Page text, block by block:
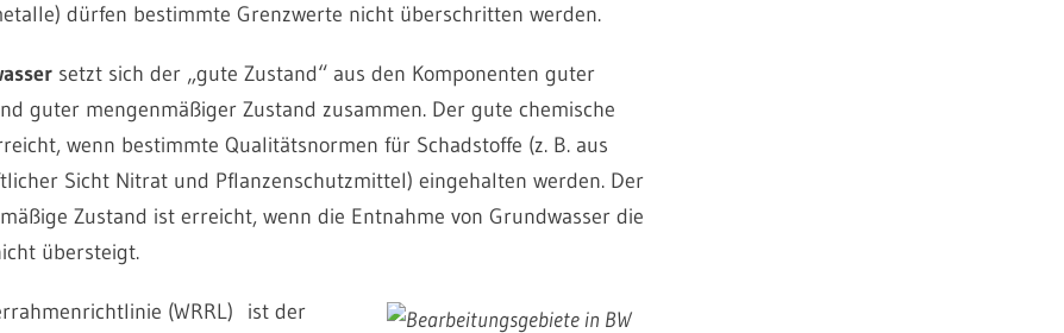
dürfen bestimmte Grenzwerte nicht überschritten werden.
setzt sich der „gute Zustand“ aus den Komponenten guter
guter mengenmäßiger Zustand zusammen. Der gute chemische
wenn bestimmte Qualitätsnormen für Schadstoffe (z. B. aus
Sicht Nitrat und Pflanzenschutzmittel) eingehalten werden. Der
Zustand ist erreicht, wenn die Entnahme von Grundwasser die
übersteigt.
(WRRL) ist der